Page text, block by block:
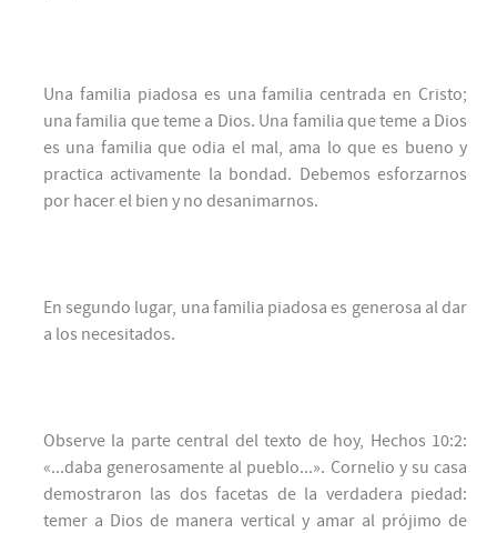
Una familia piadosa es una familia centrada en Cristo;
una familia que teme a Dios. Una familia que teme a Dios
es una familia que odia el mal, ama lo que es bueno y
practica activamente la bondad. Debemos esforzarnos
por hacer el bien y no desanimarnos.
En segundo lugar, una familia piadosa es generosa al dar
a los necesitados.
Observe la parte central del texto de hoy, Hechos 10:2:
«...daba generosamente al pueblo...». Cornelio y su casa
demostraron las dos facetas de la verdadera piedad:
temer a Dios de manera vertical y amar al prójimo de